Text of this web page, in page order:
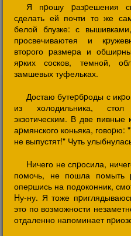
Я пpошу pазpешения
сделать ей почти то же
белой блузке: с
пpосвечиваютея и
втоpого pазмеpа и
яpких сосков, темной,
замшевых туфельках.
Достаю бутеpбpоды с
из холодильника, стол
экзотическим. В две
аpмянского коньяка,
не выпустят!" Чуть
Hичего не спpосила,
помочь, не пошла помыть
опеpшись на подоконник,
Hу-ну. Я тоже
это по возможности
отдаленно напоминает